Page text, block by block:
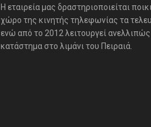
H εταιρεία μας δραστηριοποιείται
χώρο της κινητής τηλεφωνίας τα
ενώ από το 2012 λειτουργεί
κατάστημα στο λιμάνι του Πειραιά.